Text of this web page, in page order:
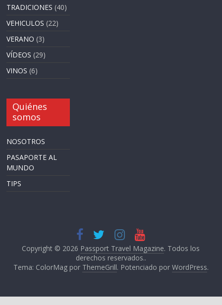
TRADICIONES (40)
VEHICULOS (22)
VERANO (3)
VÍDEOS (29)
VINOS (6)
Quiénes
somos
NOSOTROS
PASAPORTE AL
MUNDO
TIPS
Copyright © 2026 Passport Travel Magazine. Todos los
derechos reservados..
Tema: ColorMag por ThemeGrill. Potenciado por WordPress.